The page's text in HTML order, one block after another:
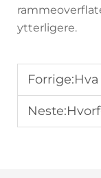
ytterligere.
Forrige:Hva
Neste:Hvorfor